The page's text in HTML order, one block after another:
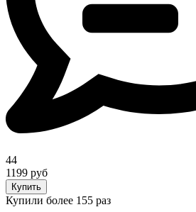
44
1199 руб
Купить
Купили более 155 раз